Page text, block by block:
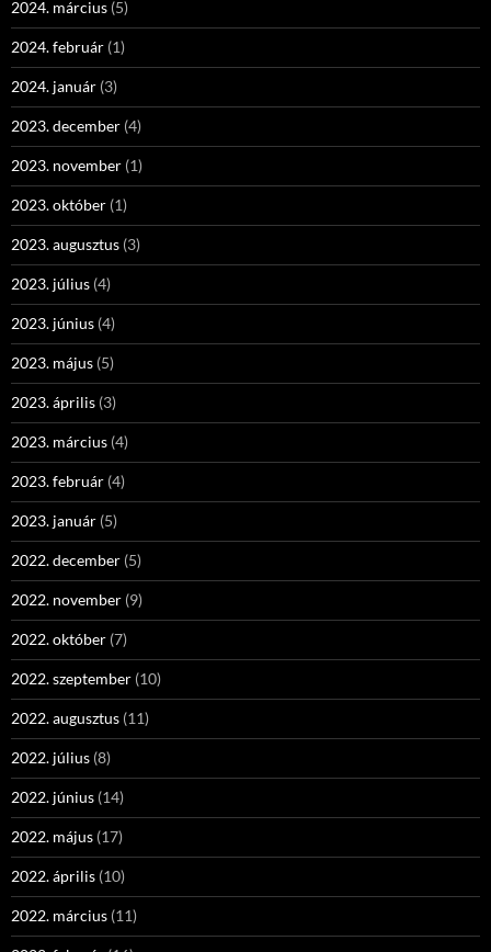
2024. március (5)
2024. február (1)
2024. január (3)
2023. december (4)
2023. november (1)
2023. október (1)
2023. augusztus (3)
2023. július (4)
2023. június (4)
2023. május (5)
2023. április (3)
2023. március (4)
2023. február (4)
2023. január (5)
2022. december (5)
2022. november (9)
2022. október (7)
2022. szeptember (10)
2022. augusztus (11)
2022. július (8)
2022. június (14)
2022. május (17)
2022. április (10)
2022. március (11)